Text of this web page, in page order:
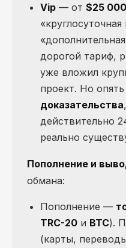
Vip — от $25 000
дорогой тариф,
уже вложил
проект. Но
доказательства
действительно
реально
Пополнение и
обмана:
Пополнение —
TRC-20 и BTC).
(карты,